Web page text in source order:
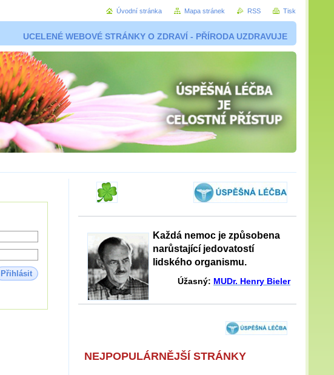
UCELENÉ WEBOVÉ STRÁNKY O ZDRAVÍ - PŘÍRODA UZDRAVUJE
Přihlásit
Každá nemoc je způsobena
narůstající jedovatostí
lidského organismu.
Úžasný: MUDr. Henry Bieler
NEJPOPULÁRNĚJŠÍ STRÁNKY
Úvodní stránka Mapa stránek RSS Tisk